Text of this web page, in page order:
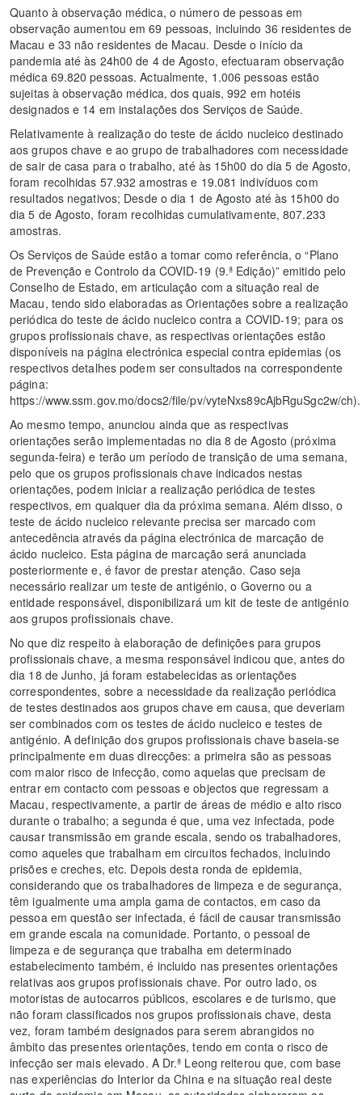
Quanto à observação médica, o número de pessoas em
observação aumentou em 69 pessoas, incluindo 36 residentes de
Macau e 33 não residentes de Macau. Desde o início da
pandemia até às 24h00 de 4 de Agosto, efectuaram observação
médica 69.820 pessoas. Actualmente, 1.006 pessoas estão
sujeitas à observação médica, dos quais, 992 em hotéis
designados e 14 em instalações dos Serviços de Saúde.
Relativamente à realização do teste de ácido nucleico destinado
aos grupos chave e ao grupo de trabalhadores com necessidade
de sair de casa para o trabalho, até às 15h00 do dia 5 de Agosto,
foram recolhidas 57.932 amostras e 19.081 indivíduos com
resultados negativos; Desde o dia 1 de Agosto até às 15h00 do
dia 5 de Agosto, foram recolhidas cumulativamente, 807.233
amostras.
Os Serviços de Saúde estão a tomar como referência, o “Plano
de Prevenção e Controlo da COVID-19 (9.ª Edição)” emitido pelo
Conselho de Estado, em articulação com a situação real de
Macau, tendo sido elaboradas as Orientações sobre a realização
periódica do teste de ácido nucleico contra a COVID-19; para os
grupos profissionais chave, as respectivas orientações estão
disponíveis na página electrónica especial contra epidemias (os
respectivos detalhes podem ser consultados na correspondente
página:
https://www.ssm.gov.mo/docs2/file/pv/vyteNxs89cAjbRguSgc2w/ch).
Ao mesmo tempo, anunciou ainda que as respectivas
orientações serão implementadas no dia 8 de Agosto (próxima
segunda-feira) e terão um período de transição de uma semana,
pelo que os grupos profissionais chave indicados nestas
orientações, podem iniciar a realização periódica de testes
respectivos, em qualquer dia da próxima semana. Além disso, o
teste de ácido nucleico relevante precisa ser marcado com
antecedência através da página electrónica de marcação de
ácido nucleico. Esta página de marcação será anunciada
posteriormente e, é favor de prestar atenção. Caso seja
necessário realizar um teste de antigénio, o Governo ou a
entidade responsável, disponibilizará um kit de teste de antigénio
aos grupos profissionais chave.
No que diz respeito à elaboração de definições para grupos
profissionais chave, a mesma responsável indicou que, antes do
dia 18 de Junho, já foram estabelecidas as orientações
correspondentes, sobre a necessidade da realização periódica
de testes destinados aos grupos chave em causa, que deveriam
ser combinados com os testes de ácido nucleico e testes de
antigénio. A definição dos grupos profissionais chave baseia-se
principalmente em duas direcções: a primeira são as pessoas
com maior risco de infecção, como aquelas que precisam de
entrar em contacto com pessoas e objectos que regressam a
Macau, respectivamente, a partir de áreas de médio e alto risco
durante o trabalho; a segunda é que, uma vez infectada, pode
causar transmissão em grande escala, sendo os trabalhadores,
como aqueles que trabalham em circuitos fechados, incluindo
prisões e creches, etc. Depois desta ronda de epidemia,
considerando que os trabalhadores de limpeza e de segurança,
têm igualmente uma ampla gama de contactos, em caso da
pessoa em questão ser infectada, é fácil de causar transmissão
em grande escala na comunidade. Portanto, o pessoal de
limpeza e de segurança que trabalha em determinado
estabelecimento também, é incluido nas presentes orientações
relativas aos grupos profissionais chave. Por outro lado, os
motoristas de autocarros públicos, escolares e de turismo, que
não foram classificados nos grupos profissionais chave, desta
vez, foram também designados para serem abrangidos no
âmbito das presentes orientações, tendo em conta o risco de
infecção ser mais elevado. A Dr.ª Leong reiterou que, com base
nas experiências do Interior da China e na situação real deste